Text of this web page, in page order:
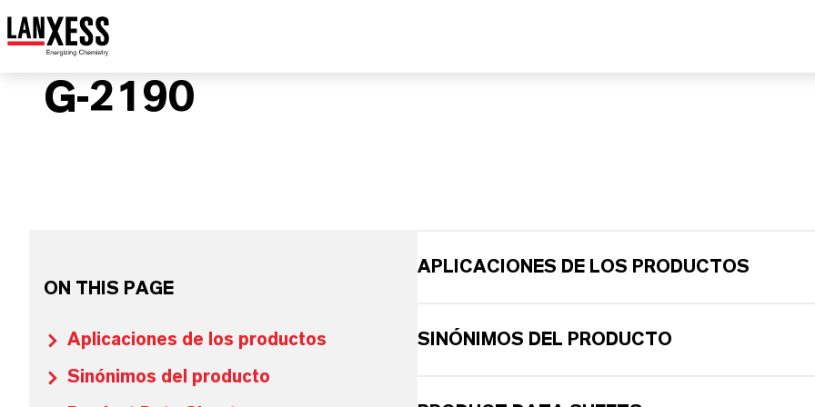
G-2190
ON THIS PAGE
Aplicaciones de los productos
Sinónimos del producto
APLICACIONES DE LOS PRODUCTOS
SINÓNIMOS DEL PRODUCTO